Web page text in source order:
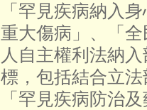
「罕見疾病納入
重大傷病」、「
人自主權利法納
標，包括結合立
「罕見疾病防治